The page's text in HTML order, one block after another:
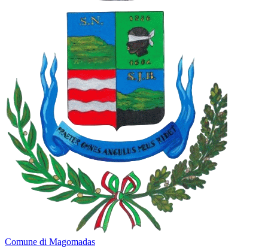
Comune di Magomadas